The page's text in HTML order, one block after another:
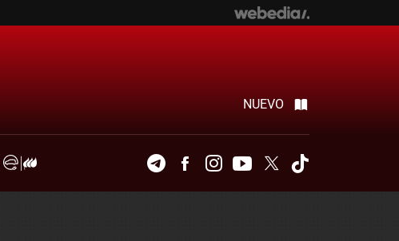
NUEVO
TelegramFacebookInstagramYoutubeTwitter